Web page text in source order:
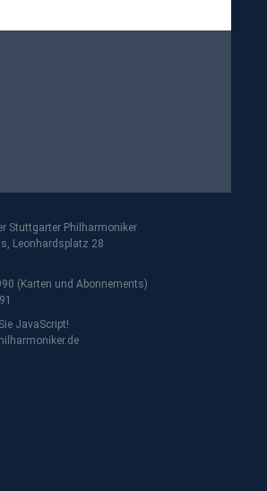
Stuttgarter Philharmoniker
Leonhardsplatz 28
(Karten und Abonnements)
JavaScript!